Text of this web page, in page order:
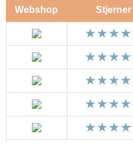
Webshop Stjerner